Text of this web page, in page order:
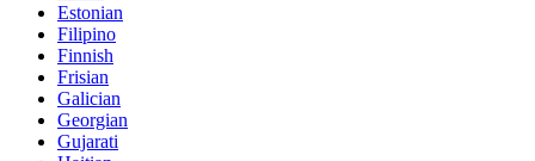
Estonian
Filipino
Finnish
Frisian
Galician
Georgian
Gujarati